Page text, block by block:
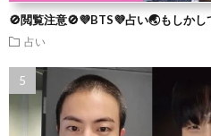
🚫閲覧注意🚫💜BTS💜占い🌏もしかし
占い